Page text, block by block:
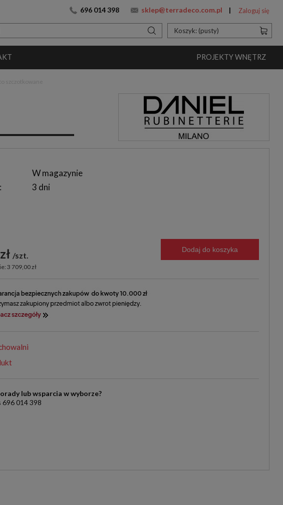
696 014 398 sklep@terradeco.com.pl Zaloguj się
Koszyk: (pusty)
PROJEKTY WNĘTRZ
W magazynie
3 dni
szt.
3 709,00 zł
Dodaj do koszyka
lub wsparcia w wyborze?
696 014 398